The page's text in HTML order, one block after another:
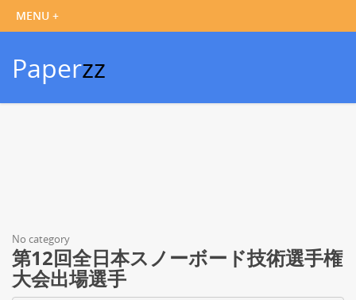
Paperzz
No category
第12回全日本スノーボード技術選手権
大会出場選手